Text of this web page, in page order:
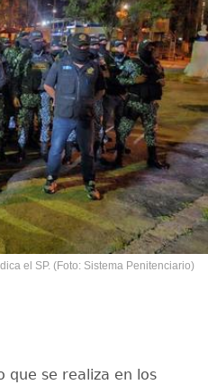
el SP. (Foto: Sistema Penitenciario)
que se realiza en los